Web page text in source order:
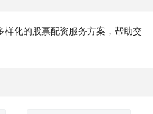
样化的股票配资服务方案，帮助交